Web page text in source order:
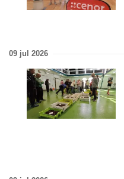
09 jul 2026